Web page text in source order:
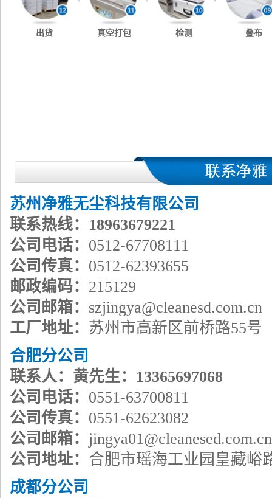
出货 真空打包 检测 叠布
苏州净雅无尘科技有限公司
联系热线：18963679221
公司电话： 0512-67708111
公司传真： 0512-62393655
邮政编码： 215129
公司邮箱： szjingya@cleanesd.com.cn
工厂地址： 苏州市高新区前桥路55号
合肥分公司
联系人：黄先生：13365697068
公司电话： 0551-63700811
公司传真： 0551-62623082
公司邮箱： jingya01@cleanesed.com.cn
公司地址： 合肥市瑶海工业园皇藏峪
成都分公司